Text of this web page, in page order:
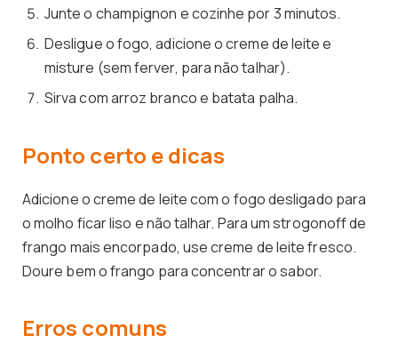
Junte o champignon e cozinhe por 3 minutos.
Desligue o fogo, adicione o creme de leite e
misture (sem ferver, para não talhar).
Sirva com arroz branco e batata palha.
Ponto certo e dicas
Adicione o creme de leite com o fogo desligado para
o molho ficar liso e não talhar. Para um strogonoff de
frango mais encorpado, use creme de leite fresco.
Doure bem o frango para concentrar o sabor.
Erros comuns